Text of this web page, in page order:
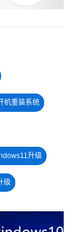
机重装系统
升级
级